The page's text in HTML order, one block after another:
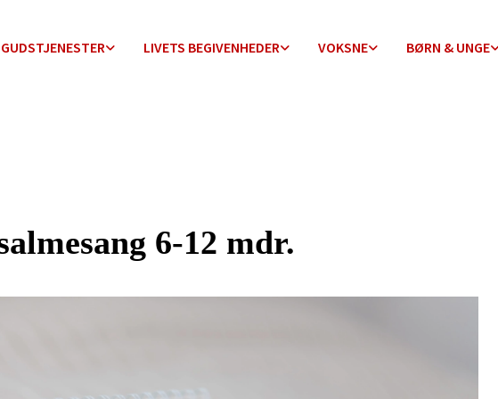
GUDSTJENESTER LIVETS BEGIVENHEDER VOKSNE BØRN & UNGE
6-12 mdr.